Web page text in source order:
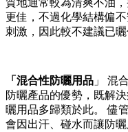
質地通常較為清爽不油
更佳，不過化學結構偏
刺激，因此較不建議已
「混合性防曬用品 」
混
防曬產品的優勢，既解
曬用品多歸類於此。
儘
會因出汗、碰水而讓防